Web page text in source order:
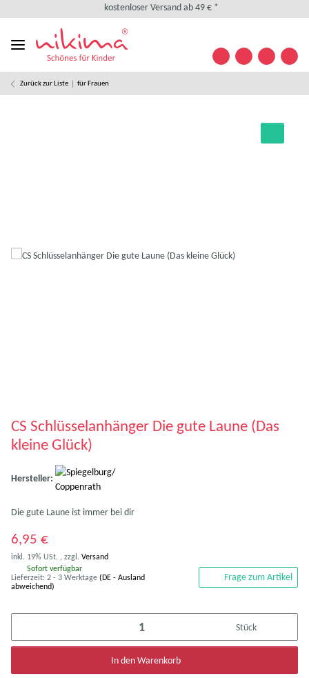
kostenloser Versand ab 49 € *
weltweiter Versand
+49 (0) 35841/ 63 32 09
Designed in Germany
Zurück zur Liste für Frauen
CS Schlüsselanhänger Die gute Laune (Das
kleine Glück)
Hersteller:
Die gute Laune ist immer bei dir
6,95 €
inkl. 19% USt. , zzgl. Versand
Sofort verfügbar
Lieferzeit: 2 - 3 Werktage (DE - Ausland
abweichend)
Frage zum Artikel
Stück
In den Warenkorb